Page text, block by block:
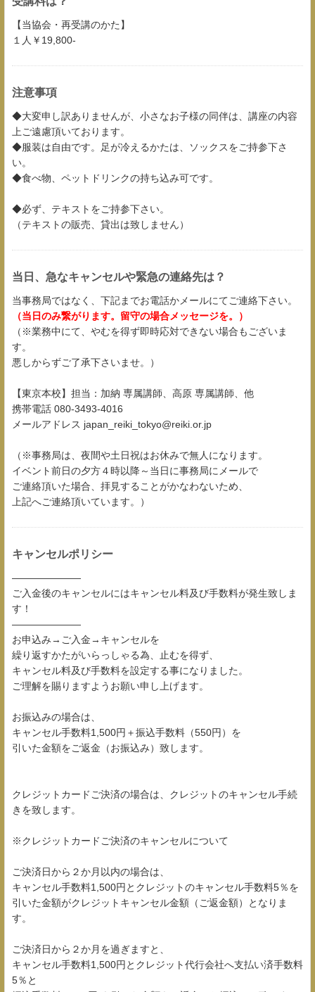
【当協会・再受講のかた】
１人￥19,800-
注意事項
◆大変申し訳ありませんが、小さなお子様の同伴は、講座の内容
上ご遠慮頂いております。
◆服装は自由です。足が冷えるかたは、ソックスをご持参下さ
い。
◆食べ物、ペットドリンクの持ち込み可です。
◆必ず、テキストをご持参下さい。
（テキストの販売、貸出は致しません）
当日、急なキャンセルや緊急の連絡先は？
当事務局ではなく、下記までお電話かメールにてご連絡下さい。
（当日のみ繋がります。留守の場合メッセージを。）
（※業務中にて、やむを得ず即時応対できない場合もございま
す。
悪しからずご了承下さいませ。）
【東京本校】担当：加納 専属講師、高原 専属講師、他
携帯電話 080-3493-4016
メールアドレス japan_reiki_tokyo@reiki.or.jp
（※事務局は、夜間や土日祝はお休みで無人になります。
イベント前日の夕方４時以降～当日に事務局にメールで
ご連絡頂いた場合、拝見することがかなわないため、
上記へご連絡頂いています。）
キャンセルポリシー
―――――――
ご入金後のキャンセルにはキャンセル料及び手数料が発生致しま
す！
―――――――
お申込み→ご入金→キャンセルを
繰り返すかたがいらっしゃる為、止むを得ず、
キャンセル料及び手数料を設定する事になりました。
ご理解を賜りますようお願い申し上げます。
お振込みの場合は、
キャンセル手数料1,500円＋振込手数料（550円）を
引いた金額をご返金（お振込み）致します。
クレジットカードご決済の場合は、クレジットのキャンセル手続
きを致します。
※クレジットカードご決済のキャンセルについて
ご決済日から２か月以内の場合は、
キャンセル手数料1,500円とクレジットのキャンセル手数料5％を
引いた金額がクレジットキャンセル金額（ご返金額）となりま
す。
ご決済日から２か月を過ぎますと、
キャンセル手数料1,500円とクレジット代行会社へ支払い済手数料
5％と